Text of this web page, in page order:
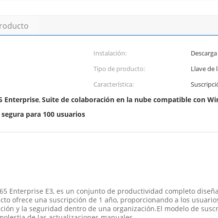
Instalación:
Tipo de producto:
Llave de
Característica:
Enterprise,Suite de colaboración en la nube compatible con
para 100 usuarios
Enterprise E3, es un conjunto de productividad completo
ofrece una suscripción de 1 año, proporcionando a los
y la seguridad dentro de una organización.El modelo de